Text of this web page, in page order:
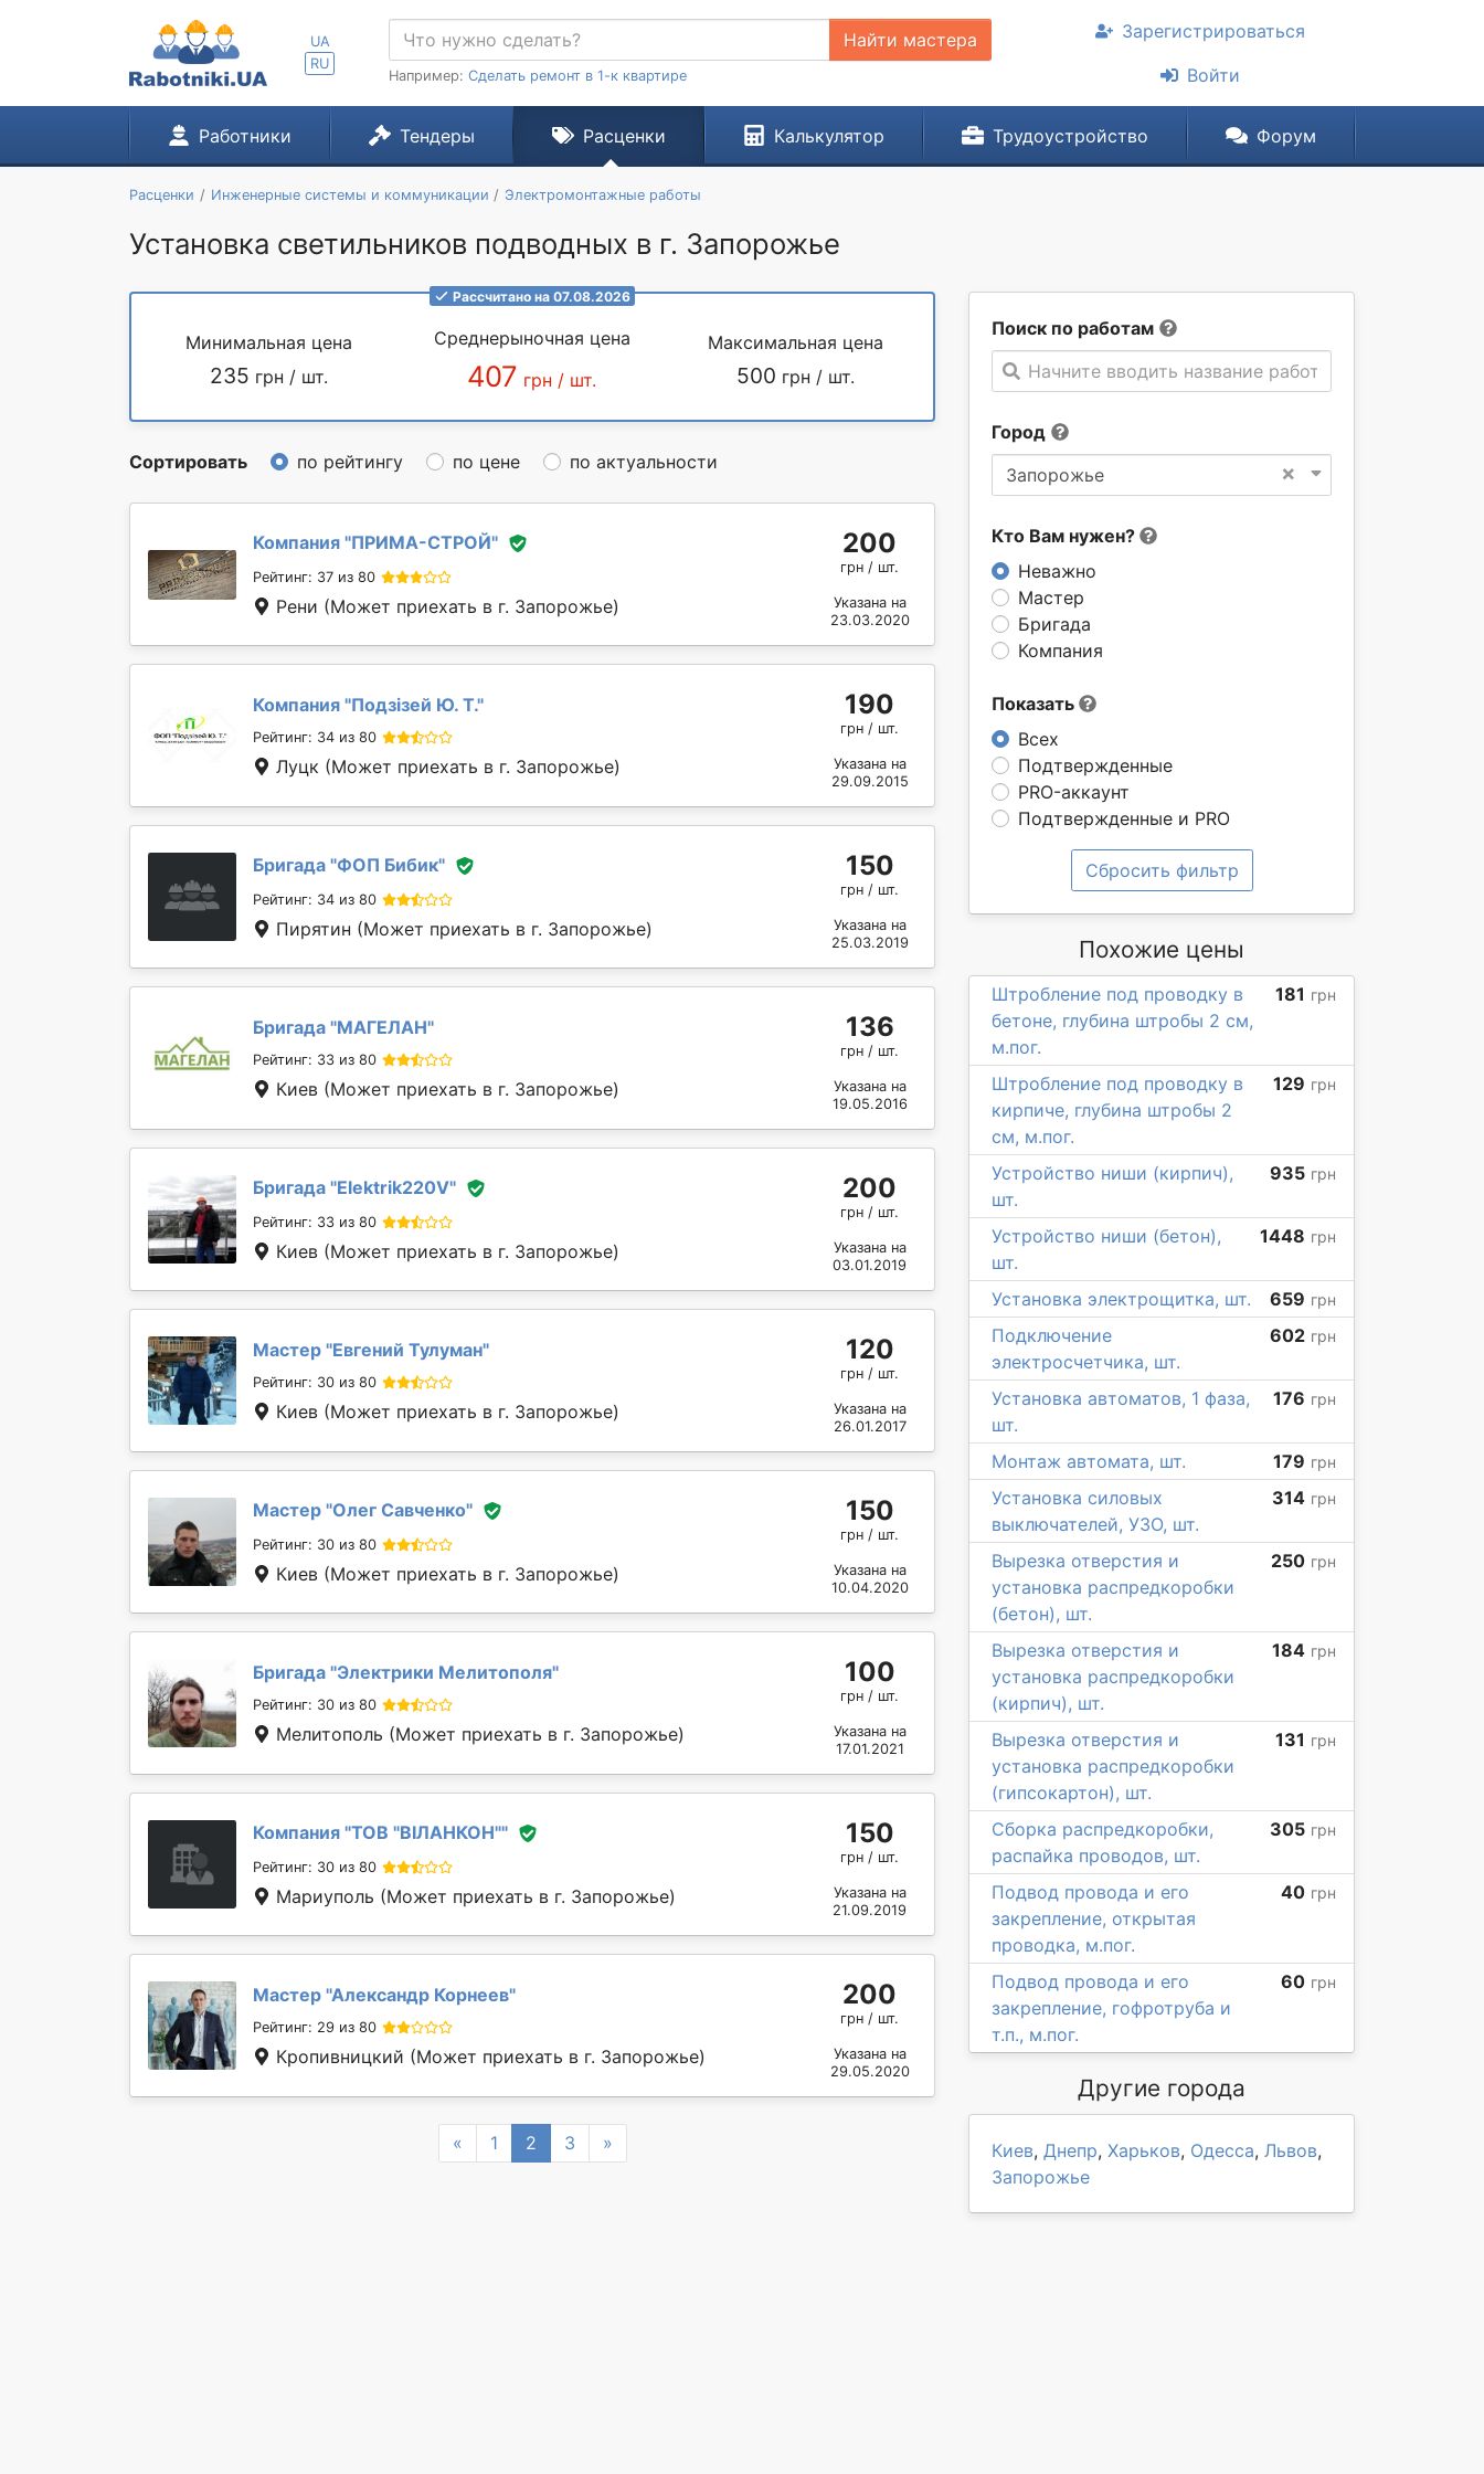
UA
RU
Найти мастера
Например: Сделать ремонт в 1-к квартире
Зарегистрироваться
Войти
Работники Тендеры Расценки Калькулятор Трудоустройство Форум
Расценки Инженерные системы и коммуникации Электромонтажные работы
Установка светильников подводных в г. Запорожье
Поиск по работам
Начните вводить название работы
Город
×
Запорожье
Кто Вам нужен?
Неважно
Мастер
Бригада
Компания
Показать
Всех
Подтвержденные
PRO-аккаунт
Подтвержденные и PRO
Сбросить фильтр
Рассчитано на 07.08.2026
Минимальная цена
235 грн / шт.
Среднерыночная цена
407 грн / шт.
Максимальная цена
500 грн / шт.
Сортировать по рейтингу по цене по актуальности
Компания "ПРИМА-СТРОЙ"
Рейтинг: 37 из 80
Рени (Может приехать в г. Запорожье)
200
грн / шт.
Указана на
23.03.2020
Компания "Подзізей Ю. Т."
Рейтинг: 34 из 80
Луцк (Может приехать в г. Запорожье)
190
грн / шт.
Указана на
29.09.2015
Бригада "ФОП Бибик"
Рейтинг: 34 из 80
Пирятин (Может приехать в г. Запорожье)
150
грн / шт.
Указана на
25.03.2019
Бригада "МАГЕЛАН"
Рейтинг: 33 из 80
Киев (Может приехать в г. Запорожье)
136
грн / шт.
Указана на
19.05.2016
Бригада "Elektrik220V"
Рейтинг: 33 из 80
Киев (Может приехать в г. Запорожье)
200
грн / шт.
Указана на
03.01.2019
Мастер "Евгений Тулуман"
Рейтинг: 30 из 80
Киев (Может приехать в г. Запорожье)
120
грн / шт.
Указана на
26.01.2017
Мастер "Олег Савченко"
Рейтинг: 30 из 80
Киев (Может приехать в г. Запорожье)
150
грн / шт.
Указана на
10.04.2020
Бригада "Электрики Мелитополя"
Рейтинг: 30 из 80
Мелитополь (Может приехать в г. Запорожье)
100
грн / шт.
Указана на
17.01.2021
Компания "ТОВ "ВІЛАНКОН""
Рейтинг: 30 из 80
Мариуполь (Может приехать в г. Запорожье)
150
грн / шт.
Указана на
21.09.2019
Мастер "Александр Корнеев"
Рейтинг: 29 из 80
Кропивницкий (Может приехать в г. Запорожье)
200
грн / шт.
Указана на
29.05.2020
«Previous
1 2 3 »Next
Похожие цены
Штробление под проводку в
бетоне, глубина штробы 2 см,
м.пог.
181 грн
Штробление под проводку в
кирпиче, глубина штробы 2
см, м.пог.
129 грн
Устройство ниши (кирпич),
шт.
935 грн
Устройство ниши (бетон),
шт.
1448 грн
Установка электрощитка, шт. 659 грн
Подключение
электросчетчика, шт.
602 грн
Установка автоматов, 1 фаза,
шт.
176 грн
Монтаж автомата, шт. 179 грн
Установка силовых
выключателей, УЗО, шт.
314 грн
Вырезка отверстия и
установка распредкоробки
(бетон), шт.
250 грн
Вырезка отверстия и
установка распредкоробки
(кирпич), шт.
184 грн
Вырезка отверстия и
установка распредкоробки
(гипсокартон), шт.
131 грн
Сборка распредкоробки,
распайка проводов, шт.
305 грн
Подвод провода и его
закрепление, открытая
проводка, м.пог.
40 грн
Подвод провода и его
закрепление, гофротруба и
т.п., м.пог.
60 грн
Другие города
Киев, Днепр, Харьков, Одесса, Львов,
Запорожье